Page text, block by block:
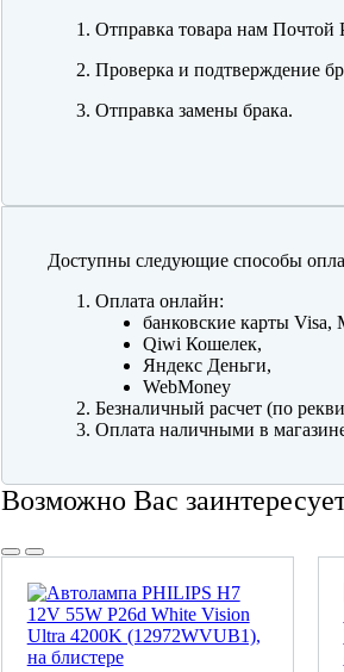
Отправка товара нам Почтой
Проверка и подтверждение
Отправка замены брака.
Доступны следующие способы
Оплата онлайн:
банковские карты Visa,
Qiwi Кошелек,
Яндекс Деньги,
WebMoney
Безналичный расчет (по
Оплата наличными в
Возможно Вас